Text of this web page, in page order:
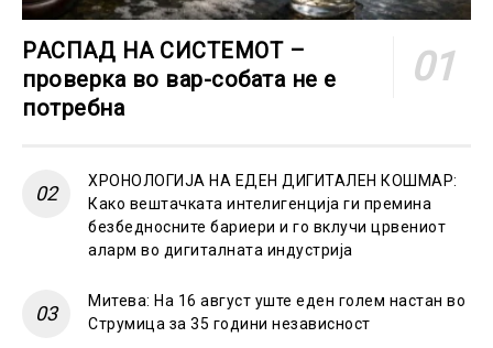
РАСПАД НА СИСТЕМОТ –
проверка во вар-собата не е
потребна
ХРОНОЛОГИЈА НА ЕДЕН ДИГИТАЛЕН КОШМАР:
Како вештачката интелигенција ги премина
безбедносните бариери и го вклучи црвениот
аларм во дигиталната индустрија
Митева: На 16 август уште еден голем настан во
Струмица за 35 години независност